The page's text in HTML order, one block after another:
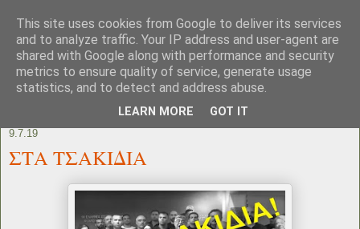
9.7.19
ΣΤΑ ΤΣΑΚΙΔΙΑ
This site uses cookies from Google to deliver its services
and to analyze traffic. Your IP address and user-agent are
shared with Google along with performance and security
metrics to ensure quality of service, generate usage
statistics, and to detect and address abuse.
LEARN MORE GOT IT